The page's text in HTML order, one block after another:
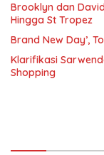
Brooklyn dan
Hingga St Tropez
Brand New Day’,
Klarifikasi
Shopping